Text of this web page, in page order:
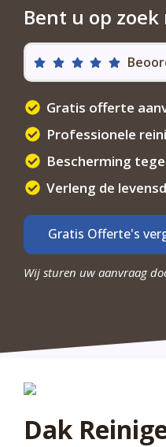
Bent u op
Gratis offerte
Professionele
Bescherming
Verleng de
Gratis Offerte's
Wij sturen uw aanvraag
Dak